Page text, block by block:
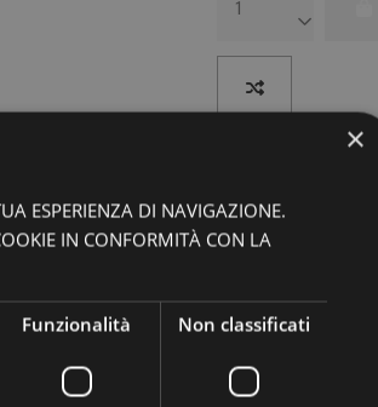
×
ESPERIENZA DI NAVIGAZIONE.
IN CONFORMITÀ CON LA
Funzionalità Non classificati